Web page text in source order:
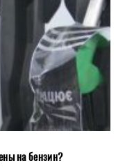
на бензин?